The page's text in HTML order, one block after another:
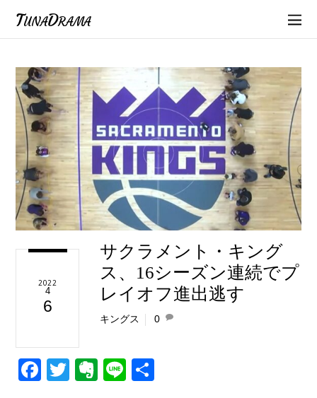
TunaDrama
2022
4
6
サクラメント・キング
ス、16シーズン連続でプ
レイオフ進出逃す
キングス 0
F
T
E
Li